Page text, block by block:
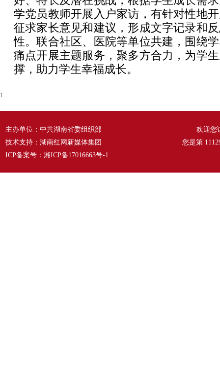
学党员教师开展入户家访，有针对性地
征求家长意见和建议，形成文字记录和
性。联合社区、医院等单位共建，围绕
痛点开展主题服务，聚多方合力，为学
撑，助力学生幸福成长。
1
主办单位：中共湖南省委组织部
技术支持：湖南红网新媒体集团
ICP备案号： 湘ICP备17016663号-1
欢迎您
您是第